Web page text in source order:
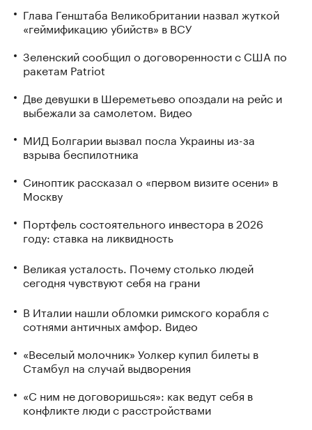
Глава Генштаба Великобритании назвал жуткой
«геймификацию убийств» в ВСУ
Зеленский сообщил о договоренности с США по
ракетам Patriot
Две девушки в Шереметьево опоздали на рейс и
выбежали за самолетом. Видео
МИД Болгарии вызвал посла Украины из-за
взрыва беспилотника
Синоптик рассказал о «первом визите осени» в
Москву
Портфель состоятельного инвестора в 2026
году: ставка на ликвидность
Великая усталость. Почему столько людей
сегодня чувствуют себя на грани
В Италии нашли обломки римского корабля с
сотнями античных амфор. Видео
«Веселый молочник» Уолкер купил билеты в
Стамбул на случай выдворения
«С ним не договоришься»: как ведут себя в
конфликте люди с расстройствами